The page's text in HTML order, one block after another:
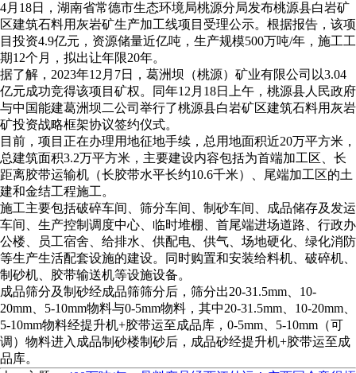
4月18日，湖南省常德市生态环境局桃源分局发布桃源县白岩矿
区建筑石料用灰岩矿生产加工线项目受理公示。根据报告，该项
目投资4.9亿元，资源储量近亿吨，生产规模500万吨/年，施工工
期12个月，拟出让年限20年。
据了解，2023年12月7日，葛洲坝（桃源）矿业有限公司以3.04
亿元成功竞得该项目矿权。同年12月18日上午，桃源县人民政府
与中国能建葛洲坝二公司举行了桃源县白岩矿区建筑石料用灰岩
矿投资战略框架协议签约仪式。
目前，项目正在办理用地征地手续，总用地面积近20万平方米，
总建筑面积3.2万平方米，主要建设内容包括为首端加工区、长
距离胶带运输机（长胶带水平长约10.6千米）、尾端加工区的土
建和金结工程施工。
施工主要包括破碎车间、筛分车间、制砂车间、成品储存及发运
车间、生产控制调度中心、临时堆棚、首尾端进场道路、行政办
公楼、员工宿舍、给排水、供配电、供气、场地硬化、绿化消防
等生产生活配套设施的建设。同时购置和安装给料机、破碎机、
制砂机、胶带输送机等设施设备。
成品筛分及制砂经成品筛筛分后，筛分出20-31.5mm、10-
20mm、5-10mm物料与0-5mm物料，其中20-31.5mm、10-20mm、
5-10mm物料经提升机+胶带运至成品库，0-5mm、5-10mm（可
调）物料进入成品制砂楼制砂后，成品砂经提升机+胶带运至成
品库。